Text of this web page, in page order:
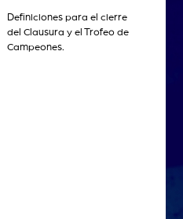
Definiciones para el cierre
del Clausura y el Trofeo de
Campeones.